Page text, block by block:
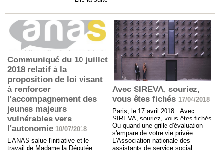
Communiqué du 10 juillet
2018 relatif à la
proposition de loi visant
à renforcer
l'accompagnement des
jeunes majeurs
vulnérables vers
l'autonomie 10/07/2018
L’ANAS salue l'initiative et le
travail de Madame la Députée
Avec SIREVA, souriez,
vous êtes fichés 17/04/2018
Paris, le 17 avril 2018 Avec
SIREVA, souriez, vous êtes fichés
Ou quand une grille d'évaluation
s'empare de votre vie privée
L'Association nationale des
assistants de service social